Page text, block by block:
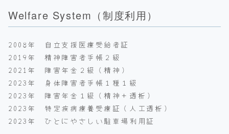
Welfare System（制度利用）
2008年 自立支援医療受給者証
2019年 精神障害者手帳２級
2021年 障害年金２級（精神）
2023年 身体障害者手帳１種１級
2023年 障害年金１級（精神＋透析）
2023年 特定疾病療養受療証（人工透析）
2023年 ひとにやさしい駐車場利用証